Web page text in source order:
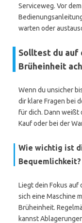
Serviceweg. Vor
warten oder
Solltest du auf
Brüheinheit
Wenn du unsicher
dir klare Fragen bei
für dich. Dann weißt
Kauf oder bei der
Wie wichtig ist
Bequemlichkeit?
Liegt dein Fokus auf
sich eine Maschine
Brüheinheit.
kannst